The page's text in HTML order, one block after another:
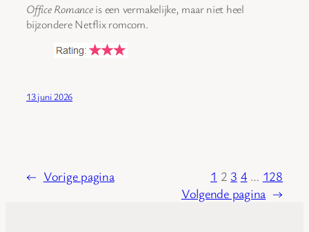
Office Romanceis een vermakelijke, maar niet heel
bijzondere Netflix romcom.
13 juni 2026
← Vorige pagina 1 2 3 4 … 128
Volgende pagina →